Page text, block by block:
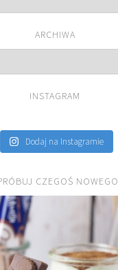
ARCHIWA
INSTAGRAM
Dodaj na Instagramie
CZEGOŚ NOWEGO